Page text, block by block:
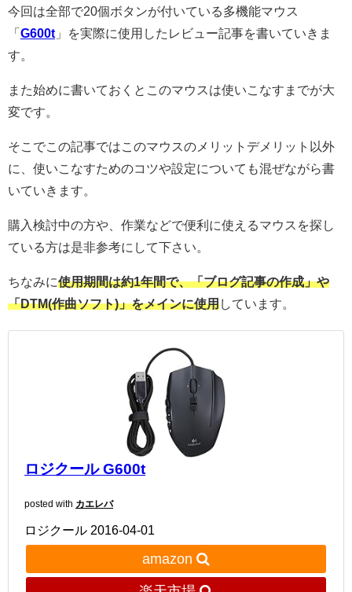
今回は全部で20個ボタンが付いている多機能マウス
「 G600t 」を実際に使用したレビュー記事を書いていきま
す。
また始めに書いておくとこのマウスは使いこなすまでが大
変です。
そこでこの記事ではこのマウスのメリットデメリット以外
に、使いこなすためのコツや設定についても混ぜながら書
いていきます。
購入検討中の方や、作業などで便利に使えるマウスを探し
ている方は是非参考にして下さい。
ちなみに使用期間は約1年間で、「ブログ記事の作成」や
「DTM(作曲ソフト)」をメインに使用しています。
ロジクール G600t
posted with カエレバ
ロジクール 2016-04-01
amazon